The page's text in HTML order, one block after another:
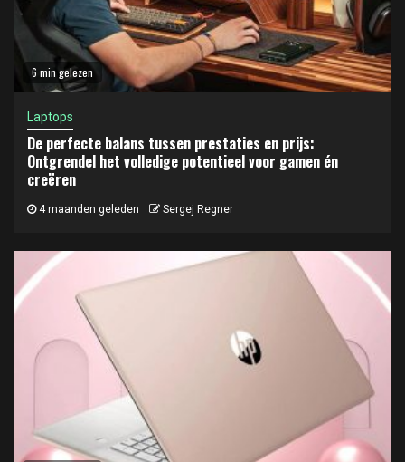
6 min gelezen
Laptops
De perfecte balans tussen prestaties en prijs:
Ontgrendel het volledige potentieel voor gamen én
creëren
4 maanden geleden Sergej Regner